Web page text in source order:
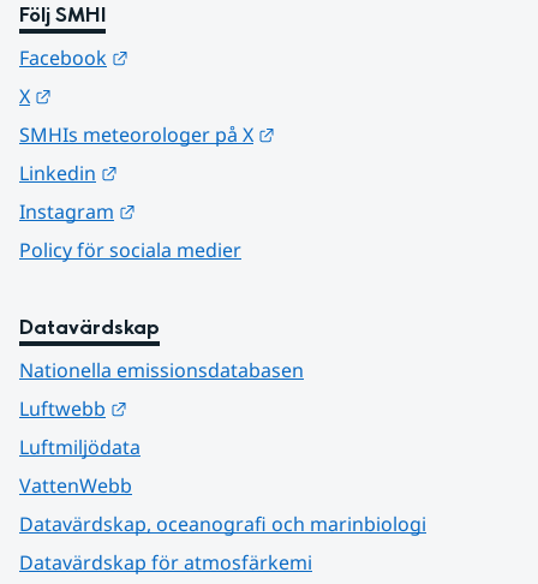
Följ SMHI
Facebook
X
SMHIs meteorologer på X
Linkedin
Instagram
Policy för sociala medier
Datavärdskap
Nationella emissionsdatabasen
Luftwebb
Luftmiljödata
VattenWebb
Datavärdskap, oceanografi och marinbiologi
Datavärdskap för atmosfärkemi